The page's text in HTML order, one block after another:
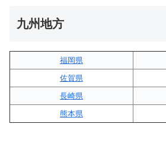
九州地方
福岡県
佐賀県
長崎県
熊本県